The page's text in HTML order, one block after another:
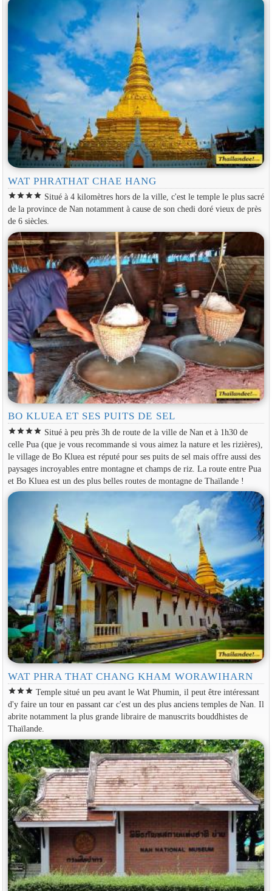
WAT PHRATHAT CHAE HANG
starstarstarstar Situé à 4 kilomètres hors de la ville, c'est le temple le plus sacré
de la province de Nan notamment à cause de son chedi doré vieux de près
de 6 siècles.
BO KLUEA ET SES PUITS DE SEL
starstarstarstar Situé à peu près 3h de route de la ville de Nan et à 1h30 de
celle Pua (que je vous recommande si vous aimez la nature et les rizières),
le village de Bo Kluea est réputé pour ses puits de sel mais offre aussi des
paysages incroyables entre montagne et champs de riz. La route entre Pua
et Bo Kluea est un des plus belles routes de montagne de Thaïlande !
WAT PHRA THAT CHANG KHAM WORAWIHARN
starstarstar Temple situé un peu avant le Wat Phumin, il peut être intéressant
d'y faire un tour en passant car c'est un des plus anciens temples de Nan. Il
abrite notamment la plus grande libraire de manuscrits bouddhistes de
Thaïlande.